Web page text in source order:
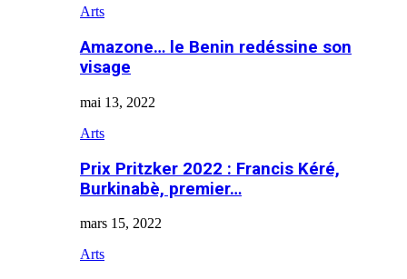
Arts
Amazone… le Benin redéssine son
visage
mai 13, 2022
Arts
Prix Pritzker 2022 : Francis Kéré,
Burkinabè, premier…
mars 15, 2022
Arts